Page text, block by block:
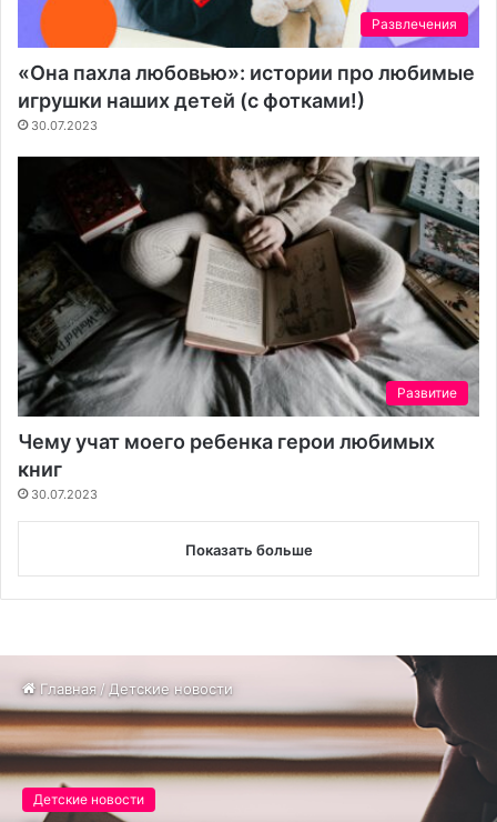
Развлечения
«Она пахла любовью»: истории про любимые
игрушки наших детей (с фотками!)
30.07.2023
Развитие
Чему учат моего ребенка герои любимых
книг
30.07.2023
Показать больше